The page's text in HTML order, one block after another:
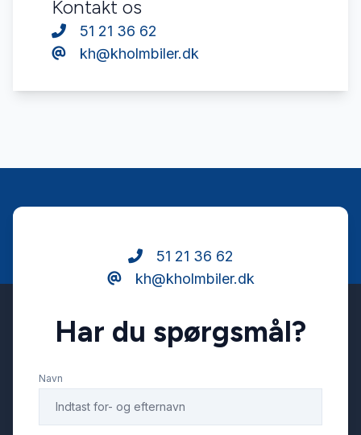
Kontakt os
51 21 36 62
kh@kholmbiler.dk
51 21 36 62
kh@kholmbiler.dk
Har du spørgsmål?
Navn